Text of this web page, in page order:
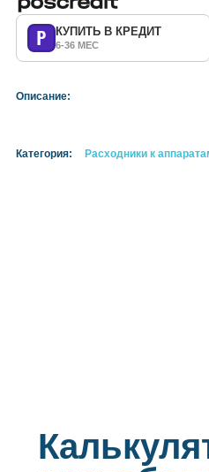
КУПИТЬ В КРЕДИТ
6-36 МЕС
Описание:
Категория: Расходники к